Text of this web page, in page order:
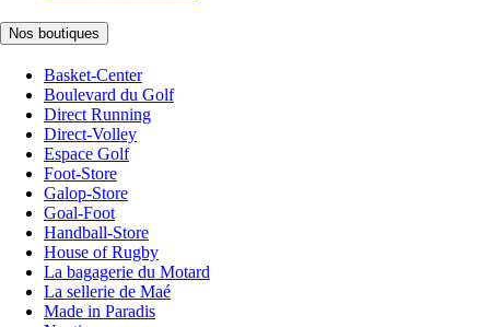
Nos boutiques
Basket-Center
Boulevard du Golf
Direct Running
Direct-Volley
Espace Golf
Foot-Store
Galop-Store
Goal-Foot
Handball-Store
House of Rugby
La bagagerie du Motard
La sellerie de Maé
Made in Paradis